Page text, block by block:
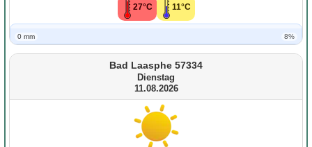
27°C 11°C
0 mm 8%
Bad Laasphe 57334
Dienstag
11.08.2026